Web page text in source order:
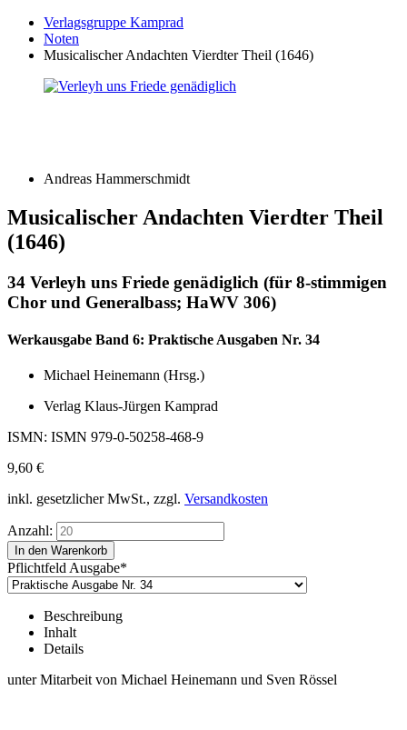
Verlagsgruppe Kamprad
Noten
Musicalischer Andachten Vierdter Theil (1646)
Andreas Hammerschmidt
Musicalischer Andachten Vierdter Theil
(1646)
34 Verleyh uns Friede genädiglich (für 8-stimmigen
Chor und Generalbass; HaWV 306)
Werkausgabe Band 6: Praktische Ausgaben Nr. 34
Michael Heinemann (Hrsg.)
Verlag Klaus-Jürgen Kamprad
ISMN: ISMN 979-0-50258-468-9
9,60 €
inkl. gesetzlicher MwSt., zzgl. Versandkosten
Anzahl:
Pflichtfeld Ausgabe*
Beschreibung
Inhalt
Details
unter Mitarbeit von Michael Heinemann und Sven Rössel